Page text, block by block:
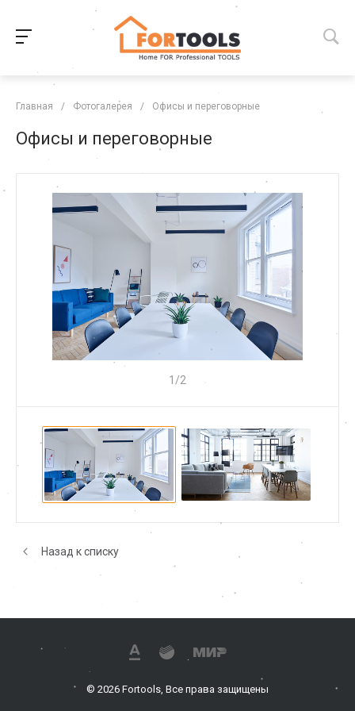
Главная / Фотогалерея / Офисы и переговорные
Офисы и переговорные
1 /2
Назад к списку
© 2026 Fortools, Все права защищены